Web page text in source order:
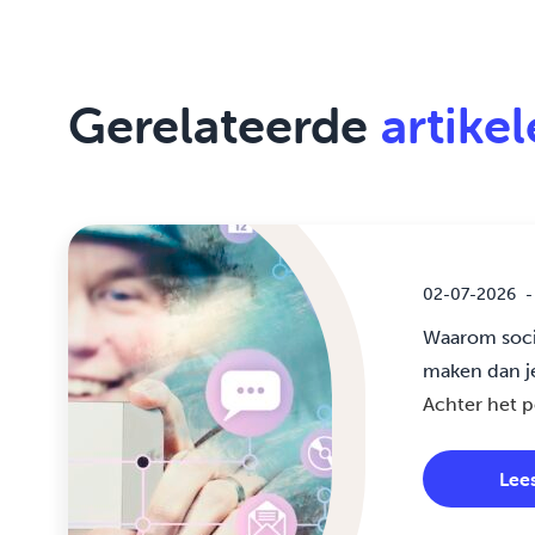
Gerelateerde
02-07-2026 -
Waarom
maken dan
Achter het